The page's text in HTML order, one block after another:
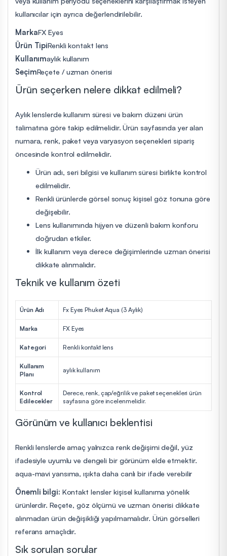
kullanıcılar için ayrıca değerlendirilebilir.
MarkaFX Eyes
Ürün TipiRenkli kontakt lens
Kullanımaylık kullanım
SeçimReçete / uzman önerisi
Ürün seçerken nelere dikkat edilmeli?
Aylık lenslerde kullanım süresi ve bakım düzeni ürün
talimatına göre takip edilmelidir. Ürün sayfasında yer alan
numara, renk, paket veya varyasyon seçenekleri sipariş
öncesinde kontrol edilmelidir.
Ürün adı, seri bilgisi ve kullanım süresi birlikte kontrol
edilmelidir.
Renkli ürünlerde görsel sonuç kişisel göz tonuna göre
değişebilir.
Lens kullanımında hijyen ve düzenli bakım konforu
doğrudan etkiler.
İlk kullanım veya derece değişimlerinde uzman önerisi
dikkate alınmalıdır.
Teknik ve kullanım özeti
Ürün Adı Fx Eyes Phuket Aqua (3 Aylık)
Marka FX Eyes
Kategori Renkli kontakt lens
Kullanım
Planı
aylık kullanım
Kontrol
Edilecekler
Derece, renk, çap/eğrilik ve paket seçenekleri ürün
sayfasına göre incelenmelidir.
Görünüm ve kullanıcı beklentisi
Renkli lenslerde amaç yalnızca renk değişimi değil, yüz
ifadesiyle uyumlu ve dengeli bir görünüm elde etmektir.
aqua-mavi yansıma, ışıkta daha canlı bir ifade verebilir
Önemli bilgi: Kontakt lensler kişisel kullanıma yönelik
ürünlerdir. Reçete, göz ölçümü ve uzman önerisi dikkate
alınmadan ürün değişikliği yapılmamalıdır. Ürün görselleri
referans amaçlıdır.
Sık sorulan sorular